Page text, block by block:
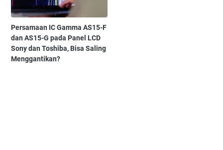
Persamaan IC Gamma AS15-F
dan AS15-G pada Panel LCD
Sony dan Toshiba, Bisa Saling
Menggantikan?